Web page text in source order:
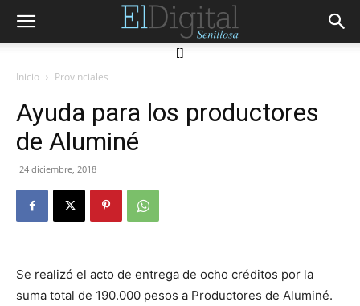
[]
Inicio Provinciales
Ayuda para los productores
de Aluminé
24 diciembre, 2018
Se realizó el acto de entrega de ocho créditos por la
suma total de 190.000 pesos a Productores de Aluminé.